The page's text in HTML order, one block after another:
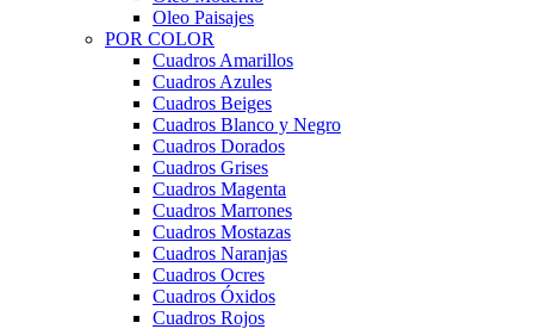
Oleo Paisajes
POR COLOR
Cuadros Amarillos
Cuadros Azules
Cuadros Beiges
Cuadros Blanco y Negro
Cuadros Dorados
Cuadros Grises
Cuadros Magenta
Cuadros Marrones
Cuadros Mostazas
Cuadros Naranjas
Cuadros Ocres
Cuadros Óxidos
Cuadros Rojos